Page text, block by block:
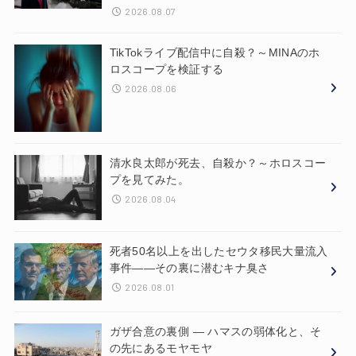
2026.08.07
TikTokライブ配信中に自殺？～MINAのホ
ロスコープを検証する
2026.08.06
清水良太郎が死去、自殺か？～ホロスコー
プを見てみた。
2026.08.04
死者50名以上を出したセウタ移民大量流入
事件——その裏に潜むキナ臭さ
2026.08.01
ガザ合意の裏側 ― ハマスの弱体化と、そ
の先にあるモヤモヤ